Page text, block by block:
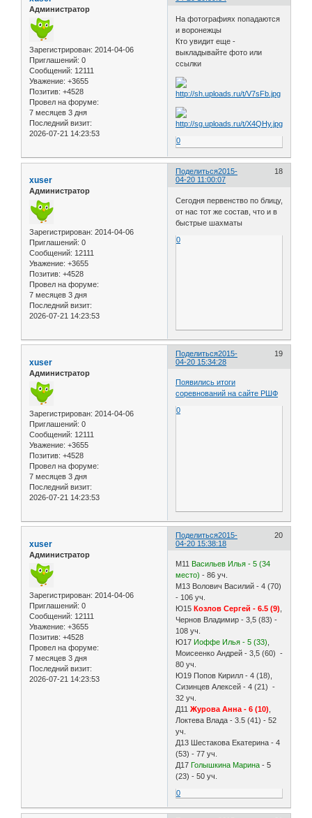
Администратор
Зарегистрирован: 2014-04-06
Приглашений: 0
Сообщений: 12111
Уважение: +3655
Позитив: +4528
Провел на форуме:
7 месяцев 3 дня
Последний визит:
2026-07-21 14:23:53
На фотографиях попадаются
и воронежцы
Кто увидит еще -
выкладывайте фото или
ссылки
0
Поделиться 18
2015-
04-20 11:00:07
xuser
Администратор
Зарегистрирован: 2014-04-06
Приглашений: 0
Сообщений: 12111
Уважение: +3655
Позитив: +4528
Провел на форуме:
7 месяцев 3 дня
Последний визит:
2026-07-21 14:23:53
Сегодня первенство по блицу,
от нас тот же состав, что и в
быстрые шахматы
0
Поделиться 19
2015-
04-20 15:34:28
xuser
Администратор
Зарегистрирован: 2014-04-06
Приглашений: 0
Сообщений: 12111
Уважение: +3655
Позитив: +4528
Провел на форуме:
7 месяцев 3 дня
Последний визит:
2026-07-21 14:23:53
Появились итоги
соревнований на сайте РШФ
0
Поделиться 20
2015-
04-20 15:38:18
xuser
Администратор
Зарегистрирован: 2014-04-06
Приглашений: 0
Сообщений: 12111
Уважение: +3655
Позитив: +4528
Провел на форуме:
7 месяцев 3 дня
Последний визит:
2026-07-21 14:23:53
M11 Васильев Илья - 5 (34
место) - 86 уч.
М13 Волович Василий - 4 (70)
- 106 уч.
Ю15 Козлов Сергей - 6.5 (9),
Чернов Владимир - 3,5 (83) -
108 уч.
Ю17 Иоффе Илья - 5 (33),
Моисеенко Андрей - 3,5 (60) -
80 уч.
Ю19 Попов Кирилл - 4 (18),
Сизинцев Алексей - 4 (21) -
32 уч.
Д11Журова Анна - 6 (10),
Локтева Влада - 3.5 (41) - 52
уч.
Д13 Шестакова Екатерина - 4
(53) - 77 уч.
Д17 Голышкина Марина - 5
(23) - 50 уч.
0